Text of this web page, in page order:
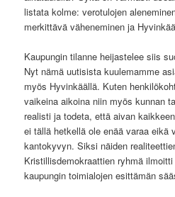
listata kolme: verotulojen
merkittävä väheneminen ja
Kaupungin tilanne heijastelee siis
Nyt nämä uutisista kuulemamme
myös Hyvinkäällä. Kuten
vaikeina aikoina niin myös kunnan
realisti ja todeta, että aivan
ei tällä hetkellä ole enää varaa eikä
kantokyvyn. Siksi näiden
Kristillisdemokraattien ryhmä
kaupungin toimialojen esittämän